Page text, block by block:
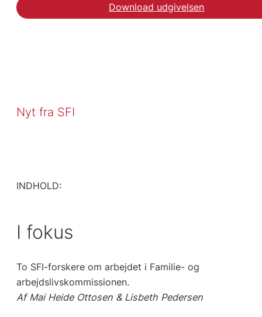
Download udgivelsen
Nyt fra SFI
INDHOLD:
I fokus
To SFI-forskere om arbejdet i Familie- og
arbejdslivskommissionen.
Af Mai Heide Ottosen & Lisbeth Pedersen